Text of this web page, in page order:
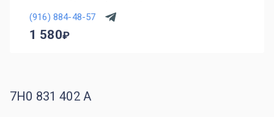
(916) 884-48-57
1 580
7H0 831 402 A